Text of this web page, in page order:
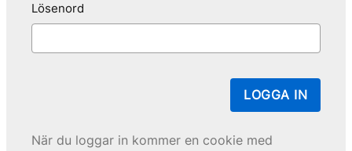
Lösenord
LOGGA IN
När du loggar in kommer en cookie med